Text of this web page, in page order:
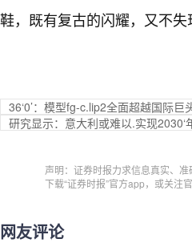
鞋，既有复古的闪耀，又不失
36‘0’：模型fg-c.lip2全面超越国际巨
研究显示：意大利或难以.实现2030‘
声明：证券时报力求信息真实、
下载“证券时报”官方app，或关注
网友评论